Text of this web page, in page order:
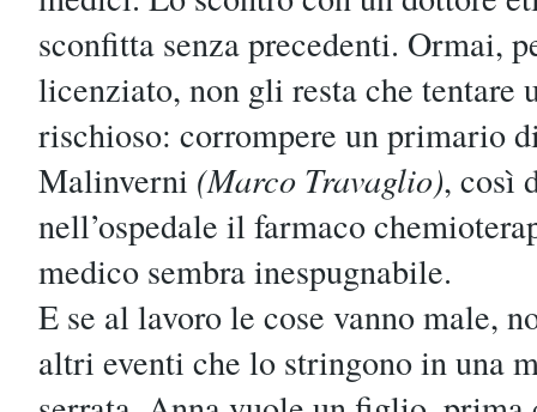
sconfitta senza precedenti. Ormai,
licenziato, non gli resta che tentare
rischioso: corrompere un primario
Malinverni (Marco Travaglio), così
nell’ospedale il farmaco
medico sembra inespugnabile.
E se al lavoro le cose vanno male,
altri eventi che lo stringono in una